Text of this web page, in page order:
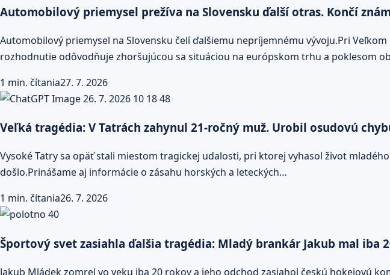
Automobilový priemysel prežíva na Slovensku ďalší otras. Končí
Automobilový priemysel na Slovensku čelí ďalšiemu nepríjemnému vývoju.Pri
rozhodnutie odôvodňuje zhoršujúcou sa situáciou na európskom trhu a poklesom
1 min. čítania27. 7. 2026
Veľká tragédia: V Tatrách zahynul 21-ročný muž. Urobil osudovú
Vysoké Tatry sa opäť stali miestom tragickej udalosti, pri ktorej vyhasol život
došlo.Prinášame aj informácie o zásahu horských a leteckých…
1 min. čítania26. 7. 2026
Športový svet zasiahla ďalšia tragédia: Mladý brankár Jakub mal iba
Jakub Mládek zomrel vo veku iba 20 rokov a jeho odchod zasiahol českú hokejovú